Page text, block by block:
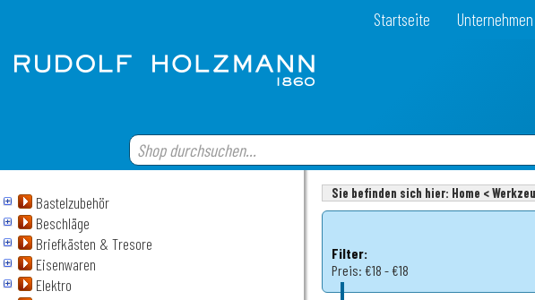
Startseite Unternehmen
Bastelzubehör
Beschläge
Briefkästen & Tresore
Eisenwaren
Elektro
Sie befinden sich hier: Home <
Filter:
Preis: €18 - €18